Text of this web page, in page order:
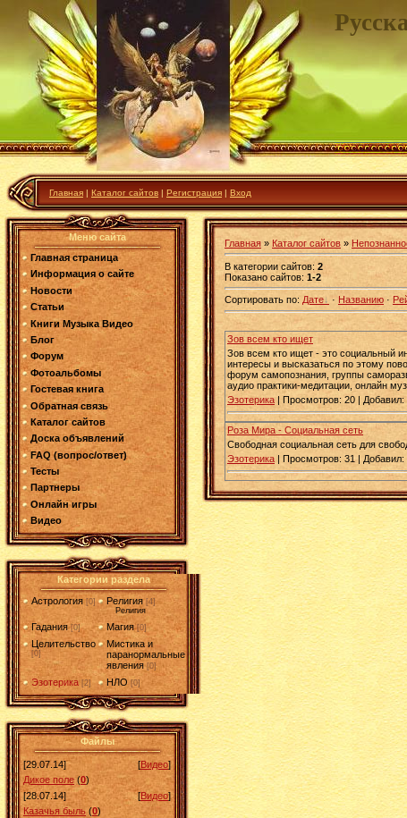
Главная | Каталог сайтов | Регистрация | Вход
Меню сайта
Главная страница
Информация о сайте
Новости
Статьи
Книги Музыка Видео
Блог
Форум
Фотоальбомы
Гостевая книга
Обратная связь
Каталог сайтов
Доска объявлений
FAQ (вопрос/ответ)
Тесты
Партнеры
Онлайн игры
Видео
Категории раздела
Астрология [0] Религия [4]
Религия
Гадания [0] Магия [0]
Целительство
[0]
Мистика и
паранормальные
явления [0]
Эзотерика [2] НЛО [0]
Файлы
[29.07.14] [Видео]
Дикое поле (0)
[28.07.14]
[Видео]
Казачья быль (0)
Главная » Каталог сайтов »
В категории сайтов: 2
Показано сайтов: 1-2
Сортировать по: Дате · Названию ·
Зов всем кто ищет
Зов всем кто ищет - это социальный
интересы и высказаться по этому
форум самопознания, группы
аудио практики-медитации, онлайн
Эзотерика | Просмотров: 20 | Добавил:
Роза Мира - Социальная сеть
Свободная социальная сеть для
Эзотерика | Просмотров: 31 | Добавил: